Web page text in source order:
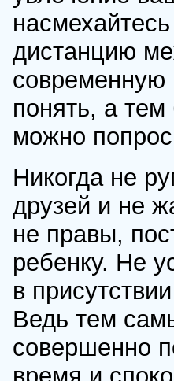
дистанцию
современную
понять, а
можно
Никогда не
друзей и не
не правы,
ребенку. Не
в
Ведь тем
совершенно